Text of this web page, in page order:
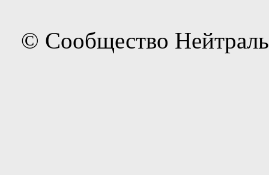
© Сообщество